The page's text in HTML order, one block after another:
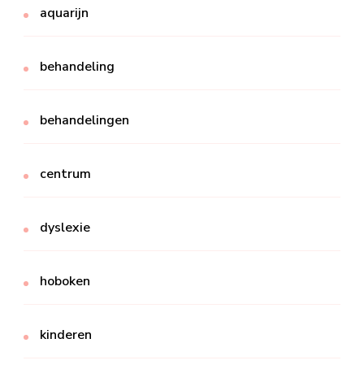
aquarijn
behandeling
behandelingen
centrum
dyslexie
hoboken
kinderen